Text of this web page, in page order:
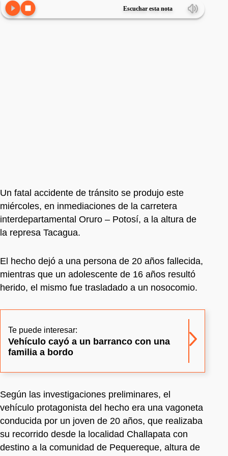
Escuchar esta nota
Un fatal accidente de tránsito se produjo este
miércoles, en inmediaciones de la carretera
interdepartamental Oruro – Potosí, a la altura de
la represa Tacagua.
El hecho dejó a una persona de 20 años fallecida,
mientras que un adolescente de 16 años resultó
herido, el mismo fue trasladado a un nosocomio.
Te puede interesar:
Vehículo cayó a un barranco con una
familia a bordo
Según las investigaciones preliminares, el
vehículo protagonista del hecho era una vagoneta
conducida por un joven de 20 años, que realizaba
su recorrido desde la localidad Challapata con
destino a la comunidad de Pequereque, altura de